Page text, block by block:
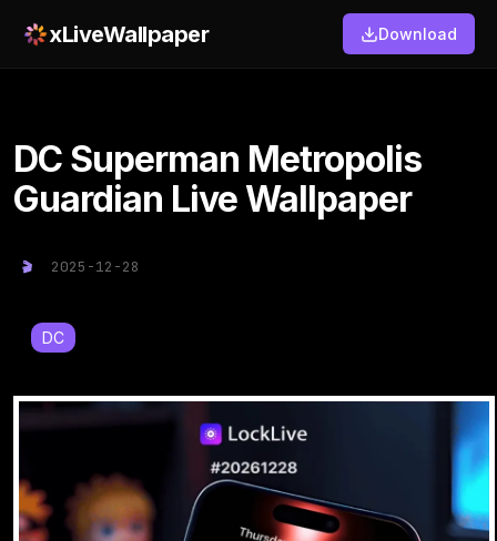
xLiveWallpaper Download
DC Superman Metropolis
Guardian Live Wallpaper
2025-12-28
DC